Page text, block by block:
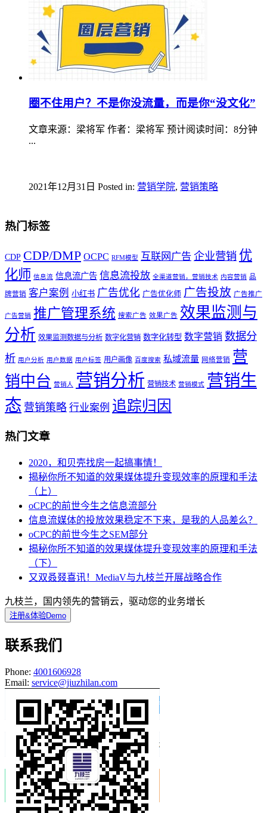
圈不住用户？不是你没流量，而是你“没文化”
文章来源：梁将军 作者：梁将军 预计阅读时间：8分钟
...
2021年12月31日 Posted in: 营销学院, 营销策略
热门标签
CDP CDP/DMP OCPC RFM模型 互联网广告 企业营销 优
化师 信息流 信息流广告 信息流投放 全渠道营销，营销技术 内容营销 品
牌营销 客户案例 小红书 广告优化 广告优化师 广告投放 广告推广
广告营销 推广管理系统 搜索广告 效果广告 效果监测与
分析 效果监测数据与分析 数字化营销 数字化转型 数字营销 数据分
析 用户分析 用户数据 用户标签 用户画像 百度搜索 私域流量 网络营销 营
销中台 营销人 营销分析 营销技术 营销模式 营销生
态 营销策略 行业案例 追踪归因
热门文章
2020，和贝壳找房一起搞事情！
揭秘你所不知道的效果媒体提升变现效率的原理和手法
（上）
oCPC的前世今生之信息流部分
信息流媒体的投放效果稳定不下来，是我的人品差么？
oCPC的前世今生之SEM部分
揭秘你所不知道的效果媒体提升变现效率的原理和手法
（下）
又双叒叕喜讯！MediaV与九枝兰开展战略合作
九枝兰，国内领先的营销云，驱动您的业务增长
注册&体验Demo
联系我们
Phone: 4001606928
Email: service@jiuzhilan.com